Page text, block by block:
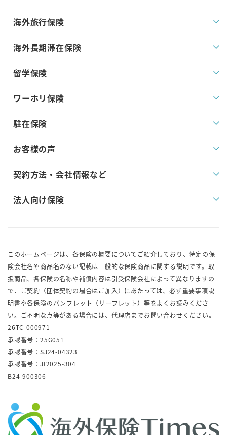
海外旅行保険
海外長期滞在保険
留学保険
ワーホリ保険
駐在保険
お客様の声
契約方法・会社情報など
法人向け保険
このホームページは、各保険の概要についてご紹介しており、特定の保
険会社名や商品名のない記載は一般的な保険商品に関する説明です。取
扱商品、各保険の名称や補償内容は引受保険会社によって異なりますの
で、ご契約（団体契約の場合はご加入）にあたっては、必ず重要事項説
明書や各保険のパンフレット（リーフレット）等をよくお読みくださ
い。ご不明な点等がある場合には、代理店までお問い合わせください。
26TC-000971
承認番号：25G051
承認番号：SJ24-04323
承認番号：JI2025-304
B24-900306